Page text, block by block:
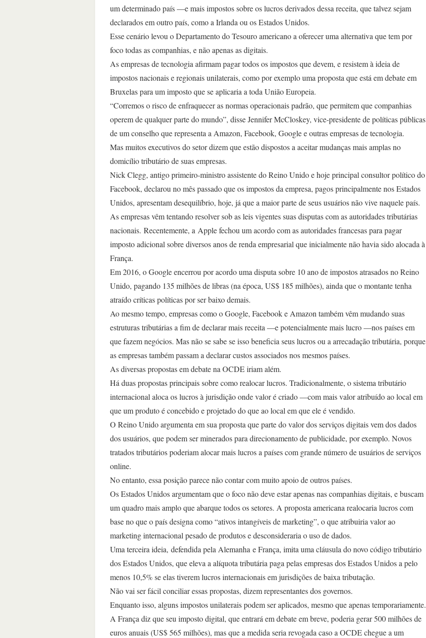
um determinado país —e mais impostos sobre os lucros derivados dessa receita, que talvez sejam
declarados em outro país, como a Irlanda ou os Estados Unidos.
Esse cenário levou o Departamento do Tesouro americano a oferecer uma alternativa que tem por
foco todas as companhias, e não apenas as digitais.
As empresas de tecnologia afirmam pagar todos os impostos que devem, e resistem à ideia de
impostos nacionais e regionais unilaterais, como por exemplo uma proposta que está em debate em
Bruxelas para um imposto que se aplicaria a toda União Europeia.
“Corremos o risco de enfraquecer as normas operacionais padrão, que permitem que companhias
operem de qualquer parte do mundo”, disse Jennifer McCloskey, vice-presidente de políticas públicas
de um conselho que representa a Amazon, Facebook, Google e outras empresas de tecnologia.
Mas muitos executivos do setor dizem que estão dispostos a aceitar mudanças mais amplas no
domicílio tributário de suas empresas.
Nick Clegg, antigo primeiro-ministro assistente do Reino Unido e hoje principal consultor político do
Facebook, declarou no mês passado que os impostos da empresa, pagos principalmente nos Estados
Unidos, apresentam desequilíbrio, hoje, já que a maior parte de seus usuários não vive naquele país.
As empresas vêm tentando resolver sob as leis vigentes suas disputas com as autoridades tributárias
nacionais.​ Recentemente, a Apple fechou um acordo com as autoridades francesas para pagar
imposto adicional sobre diversos anos de renda empresarial que inicialmente não havia sido alocada à
França.
Em 2016, o Google encerrou por acordo uma disputa sobre 10 ano de impostos atrasados no Reino
Unido, pagando 135 milhões de libras (na época, US$ 185 milhões), ainda que o montante tenha
atraído críticas políticas por ser baixo demais.
Ao mesmo tempo, empresas como o Google, Facebook e Amazon também vêm mudando suas
estruturas tributárias a fim de declarar mais receita —e potencialmente mais lucro —nos países em
que fazem negócios. Mas não se sabe se isso beneficia seus lucros ou a arrecadação tributária, porque
as empresas também passam a declarar custos associados nos mesmos países.
As diversas propostas em debate na OCDE iriam além.
Há duas propostas principais sobre como realocar lucros. Tradicionalmente, o sistema tributário
internacional aloca os lucros à jurisdição onde valor é criado —com mais valor atribuído ao local em
que um produto é concebido e projetado do que ao local em que ele é vendido.
O Reino Unido argumenta em sua proposta que parte do valor dos serviços digitais vem dos dados
dos usuários, que podem ser minerados para direcionamento de publicidade, por exemplo. Novos
tratados tributários poderiam alocar mais lucros a países com grande número de usuários de serviços
online.
No entanto, essa posição parece não contar com muito apoio de outros países.
Os Estados Unidos argumentam que o foco não deve estar apenas nas companhias digitais, e buscam
um quadro mais amplo que abarque todos os setores. A proposta americana realocaria lucros com
base no que o país designa como “ativos intangíveis de marketing”, o que atribuiria valor ao
marketing internacional pesado de produtos e desconsideraria o uso de dados.
Uma terceira ideia, defendida pela Alemanha e França, imita uma cláusula do novo código tributário
dos Estados Unidos, que eleva a alíquota tributária paga pelas empresas dos Estados Unidos a pelo
menos 10,5% se elas tiverem lucros internacionais em jurisdições de baixa tributação.
Não vai ser fácil conciliar essas propostas, dizem representantes dos governos.
Enquanto isso, alguns impostos unilaterais podem ser aplicados, mesmo que apenas temporariamente.
A França diz que seu imposto digital, que entrará em debate em breve, poderia gerar 500 milhões de
euros anuais (US$ 565 milhões), mas que a medida seria revogada caso a OCDE chegue a um